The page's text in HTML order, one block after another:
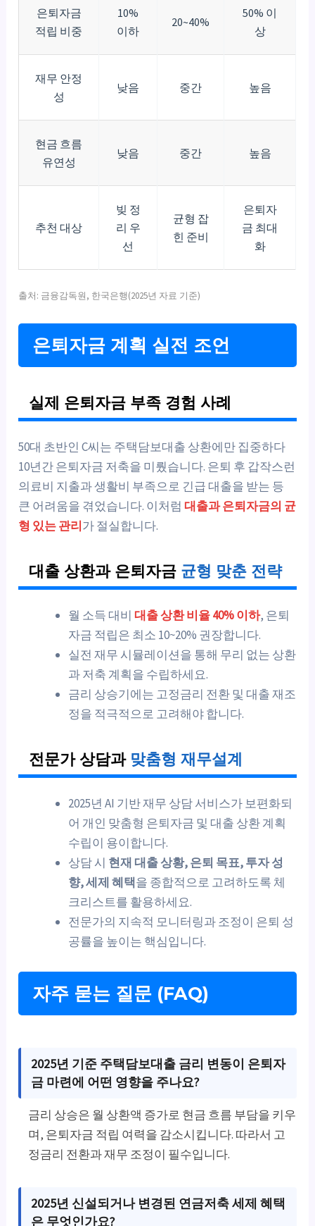
은퇴자금
적립 비중
10%
이하
20~40%
50% 이
상
재무 안정
성
낮음 중간 높음
현금 흐름
유연성
낮음 중간 높음
추천 대상
빚 정
리 우
선
균형 잡
힌 준비
은퇴자
금 최대
화
출처: 금융감독원, 한국은행(2025년 자료 기준)
은퇴자금 계획 실전 조언
실제 은퇴자금 부족 경험 사례
50대 초반인 C씨는 주택담보대출 상환에만 집중하다
10년간 은퇴자금 저축을 미뤘습니다. 은퇴 후 갑작스런
의료비 지출과 생활비 부족으로 긴급 대출을 받는 등
큰 어려움을 겪었습니다. 이처럼대출과 은퇴자금의 균
형 있는 관리가 절실합니다.
대출 상환과 은퇴자금 균형 맞춘 전략
월 소득 대비대출 상환 비율 40% 이하, 은퇴
자금 적립은 최소 10~20% 권장합니다.
실전 재무 시뮬레이션을 통해 무리 없는 상환
과 저축 계획을 수립하세요.
금리 상승기에는 고정금리 전환 및 대출 재조
정을 적극적으로 고려해야 합니다.
전문가 상담과 맞춤형 재무설계
2025년 AI 기반 재무 상담 서비스가 보편화되
어 개인 맞춤형 은퇴자금 및 대출 상환 계획
수립이 용이합니다.
상담 시 현재 대출 상황, 은퇴 목표, 투자 성
향, 세제 혜택을 종합적으로 고려하도록 체
크리스트를 활용하세요.
전문가의 지속적 모니터링과 조정이 은퇴 성
공률을 높이는 핵심입니다.
자주 묻는 질문 (FAQ)
2025년 기준 주택담보대출 금리 변동이 은퇴자
금 마련에 어떤 영향을 주나요?
금리 상승은 월 상환액 증가로 현금 흐름 부담을 키우
며, 은퇴자금 적립 여력을 감소시킵니다. 따라서 고
정금리 전환과 재무 조정이 필수입니다.
2025년 신설되거나 변경된 연금저축 세제 혜택
은 무엇인가요?